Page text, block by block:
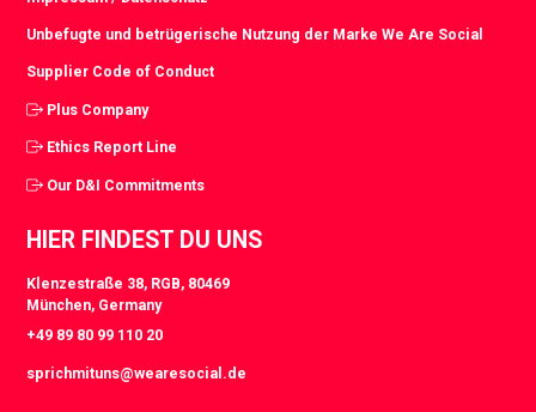
Unbefugte und betrügerische Nutzung der Marke We Are Social
Supplier Code of Conduct
Plus Company
Ethics Report Line
Our D&I Commitments
HIER FINDEST DU UNS
Klenzestraße 38, RGB, 80469
München, Germany
+49 89 80 99 110 20
sprichmituns@wearesocial.de